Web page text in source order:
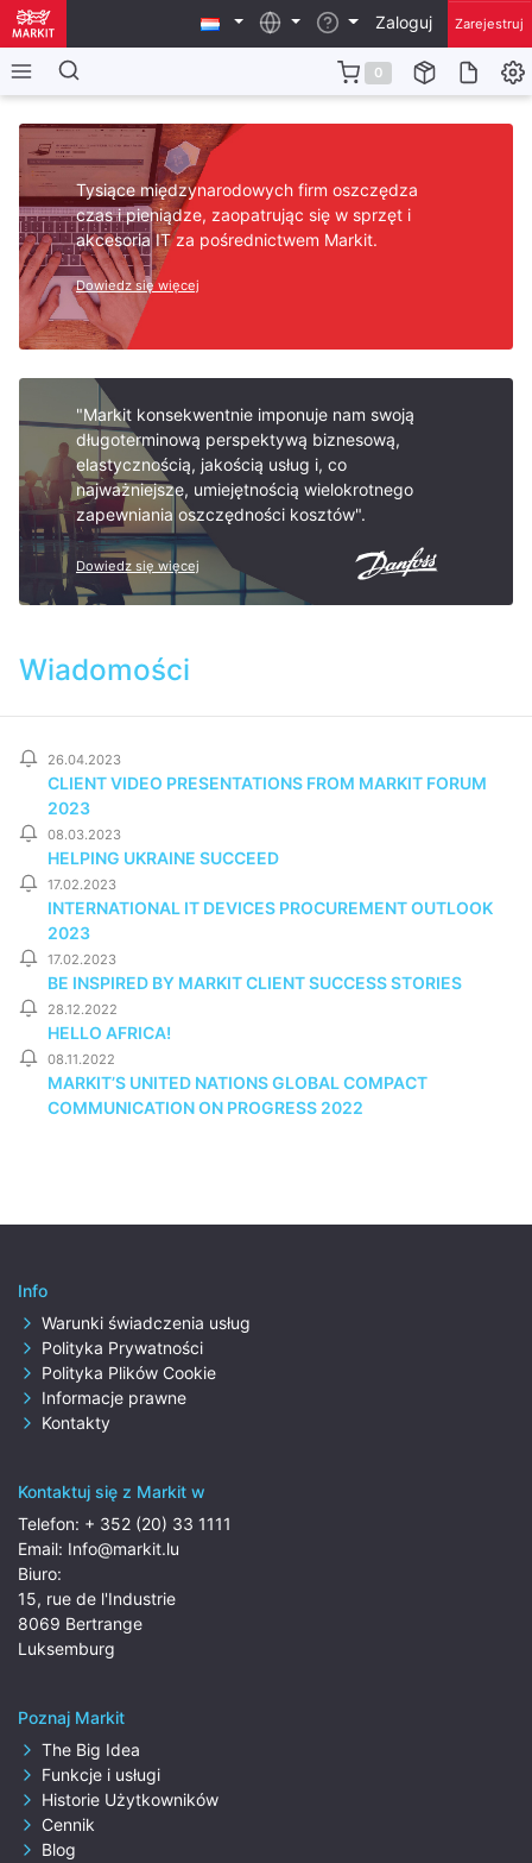
Zaloguj Zarejestruj
0
Tysiące międzynarodowych firm oszczędza
czas i pieniądze, zaopatrując się w sprzęt i
akcesoria IT za pośrednictwem Markit.
Dowiedz się więcej
"Markit konsekwentnie imponuje nam swoją
długoterminową perspektywą biznesową,
elastycznością, jakością usług i, co
najważniejsze, umiejętnością wielokrotnego
zapewniania oszczędności kosztów".
Dowiedz się więcej
Wiadomości
26.04.2023
CLIENT VIDEO PRESENTATIONS FROM MARKIT FORUM
2023
08.03.2023
HELPING UKRAINE SUCCEED
17.02.2023
INTERNATIONAL IT DEVICES PROCUREMENT OUTLOOK
2023
17.02.2023
BE INSPIRED BY MARKIT CLIENT SUCCESS STORIES
28.12.2022
HELLO AFRICA!
08.11.2022
MARKIT’S UNITED NATIONS GLOBAL COMPACT
COMMUNICATION ON PROGRESS 2022
Info
Warunki świadczenia usług
Polityka Prywatności
Polityka Plików Cookie
Informacje prawne
Kontakty
Kontaktuj się z Markit w
Telefon: + 352 (20) 33 1111
Email: Info@markit.lu
Biuro:
15, rue de l'Industrie
8069 Bertrange
Luksemburg
Poznaj Markit
The Big Idea
Funkcje i usługi
Historie Użytkowników
Cennik
Blog